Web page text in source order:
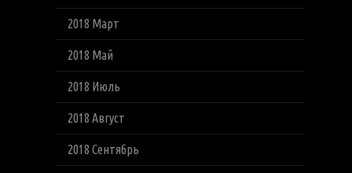
2018 Март
2018 Май
2018 Июль
2018 Август
2018 Сентябрь